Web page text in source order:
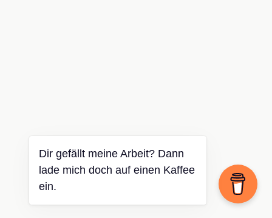
Dir gefällt meine Arbeit? Dann
lade mich doch auf einen Kaffee
ein.